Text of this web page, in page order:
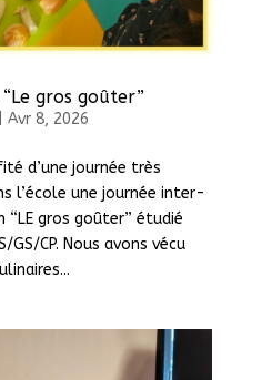
gros goûter”
Avr 8, 2026
d’une journée très
l’école une journée inter-
“LE gros goûter” étudié
GS/CP. Nous avons vécu